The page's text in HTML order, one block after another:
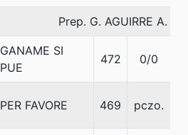
Prep. G. AGUIRRE A.
GANAME SI
PUE
472 0/0
PER FAVORE 469 pczo.